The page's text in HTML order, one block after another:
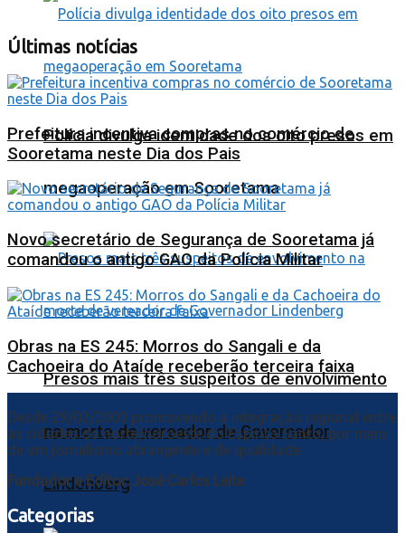
Polícia divulga identidade dos oito presos em
megaoperação em Sooretama
Presos mais três suspeitos de envolvimento
na morte de vereador de Governador
Lindenberg
Últimas notícias
Prefeitura incentiva compras no comércio de
Sooretama neste Dia dos Pais
Novo secretário de Segurança de Sooretama já
comandou o antigo GAO da Polícia Militar
Obras na ES 245: Morros do Sangali e da
Cachoeira do Ataíde receberão terceira faixa
Desde 29/02/2003 promovendo a integração regional entre
as cidades do norte/noroeste do Espírito Santo, por meio
de um jornalismo abrangente e de qualidade.
Fundador e Editor: José Carlos Leite
Categorias